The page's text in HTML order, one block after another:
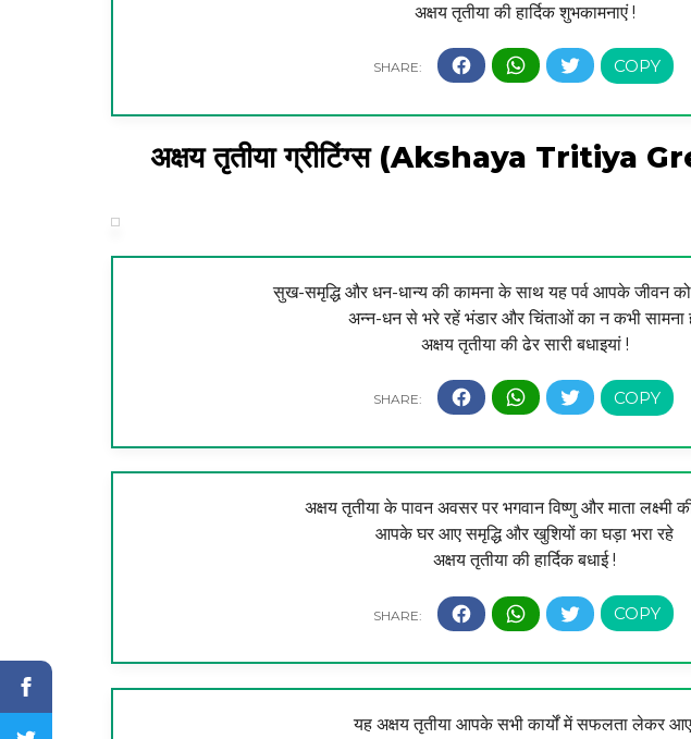
अक्षय तृतीया की हार्दिक शुभकामनाएं !
अक्षय तृतीया ग्रीटिंग्स (Akshaya Tritiya
सुख-समृद्धि और धन-धान्य की कामना के साथ यह पर्व आपके जीवन
अन्न-धन से भरे रहें भंडार और चिंताओं का न कभी सामना
अक्षय तृतीया की ढेर सारी बधाइयां !
अक्षय तृतीया के पावन अवसर पर भगवान विष्णु और माता लक्ष्मी
आपके घर आए समृद्धि और खुशियों का घड़ा भरा रहे
अक्षय तृतीया की हार्दिक बधाई !
यह अक्षय तृतीया आपके सभी कार्यों में सफलता लेकर